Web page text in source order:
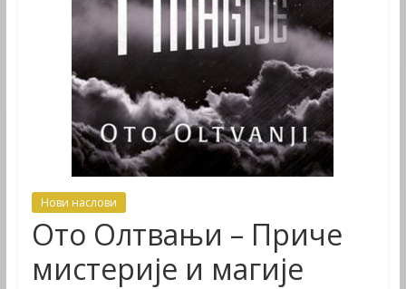
Нови наслови
Ото Олтвањи – Приче
мистерије и магије